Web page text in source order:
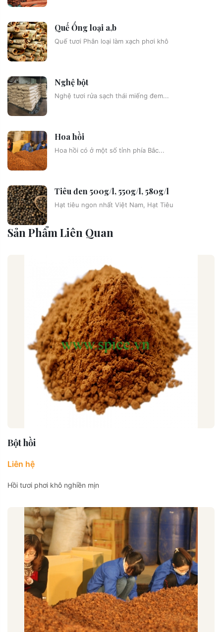
Quế Ống loại a,b
Quế tươi Phân loại làm xạch phơi khô
Nghệ bột
Nghệ tươi rửa sạch thái miếng đem...
Hoa hồi
Hoa hồi có ở một số tỉnh phía Bắc...
Tiêu đen 500g/l, 550g/l, 580g/l
Hạt tiêu ngon nhất Việt Nam, Hạt Tiêu
Sản Phẩm Liên Quan
Bột hồi
Liên hệ
Hồi tươi phơi khô nghiền mịn